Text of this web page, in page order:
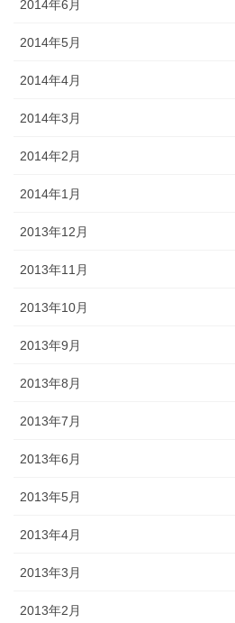
2014年6月
2014年5月
2014年4月
2014年3月
2014年2月
2014年1月
2013年12月
2013年11月
2013年10月
2013年9月
2013年8月
2013年7月
2013年6月
2013年5月
2013年4月
2013年3月
2013年2月